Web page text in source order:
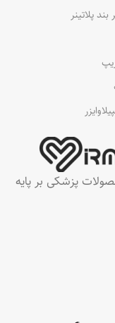
پزشکی بر پایه
پلاتینر